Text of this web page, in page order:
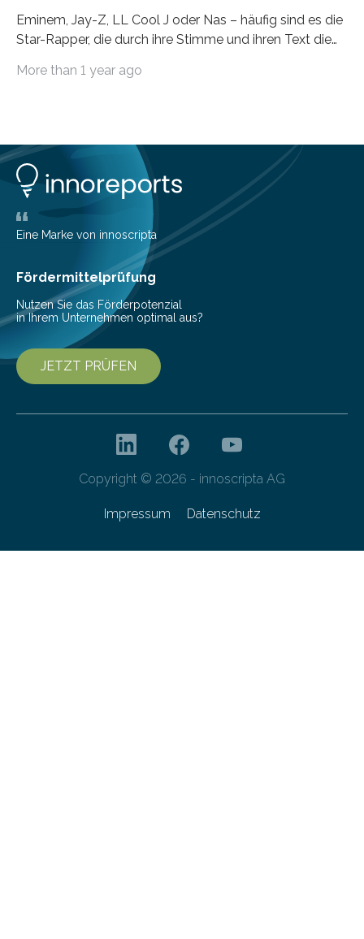
Eminem, Jay-Z, LL Cool J oder Nas – häufig sind es die
Star-Rapper, die durch ihre Stimme und ihren Text die
beanspruchen. In der Fachliteratur finden sich bislang
Universität Hamburg konnte nun in einer im Journal of
the Audio Engineering Society veröffentlichten Studie
belegen, dass es eindeutig die Produzenten sind. Um
die…
More than 1 year ago
Eine Marke von innoscripta
Fördermittelprüfung
Nutzen Sie das Förderpotenzial
in Ihrem Unternehmen optimal aus?
JETZT PRÜFEN
Copyright © 2026 - innoscripta AG
Impressum Datenschutz